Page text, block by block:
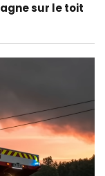
sur le toit